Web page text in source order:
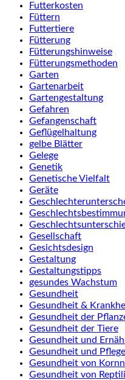
Futterkosten
Füttern
Futtertiere
Fütterung
Fütterungshinweise
Fütterungsmethoden
Garten
Gartenarbeit
Gartengestaltung
Gefahren
Gefangenschaft
Geflügelhaltung
gelbe Blätter
Gelege
Genetik
Genetische Vielfalt
Geräte
Gesellschaft
Gesichtsdesign
Gestaltung
Gestaltungstipps
gesundes Wachstum
Gesundheit
Gesundheit &
Gesundheit der
Gesundheit der Tiere
Gesundheit und
Gesundheit und Pflege
Gesundheit von
Gesundheit von